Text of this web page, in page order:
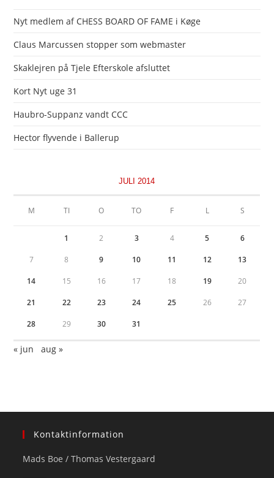
Nyt medlem af CHESS BOARD OF FAME i Køge
Claus Marcussen stopper som webmaster
Skaklejren på Tjele Efterskole afsluttet
Kort Nyt uge 31
Haubro-Suppanz vandt CCC
Hector flyvende i Ballerup
JULI 2014
M TI O TO F L S
1 2 3 4 5 6
7 8 9 10 11 12 13
14 15 16 17 18 19 20
21 22 23 24 25 26 27
28 29 30 31
« jun aug »
Kontaktinformation
Mads Boe / Thomas Vestergaard